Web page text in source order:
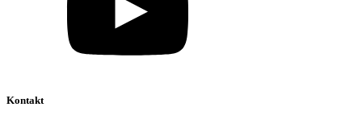
Kontakt